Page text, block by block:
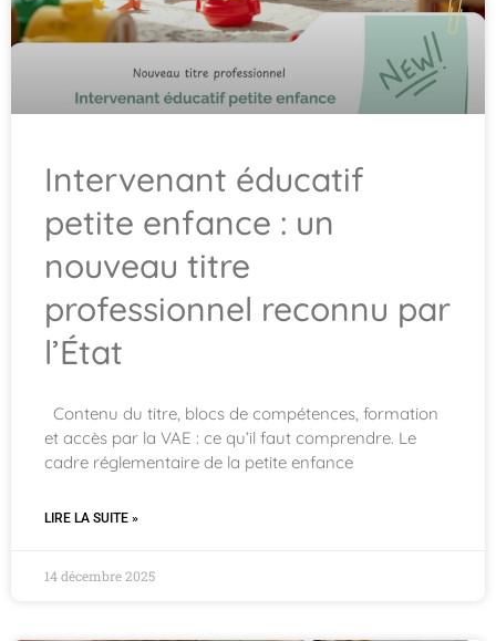
Intervenant éducatif
petite enfance : un
nouveau titre
professionnel reconnu par
l’État
Contenu du titre, blocs de compétences, formation
et accès par la VAE : ce qu’il faut comprendre. Le
cadre réglementaire de la petite enfance
LIRE LA SUITE »
14 décembre 2025